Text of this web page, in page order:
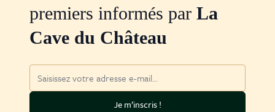
premiers informés par La
Cave du Château
Je m’inscris !